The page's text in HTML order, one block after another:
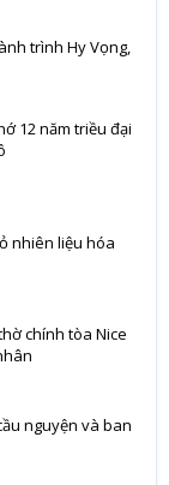
trình Hy Vọng,
12 năm triều đại
nhiên liệu hóa
chính tòa Nice
nguyện và ban